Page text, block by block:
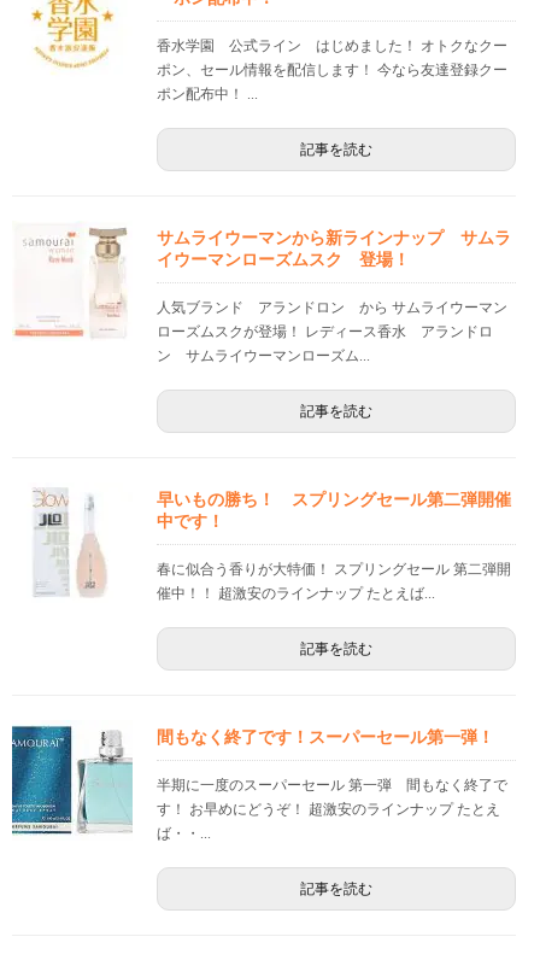
香水学園 公式ライン はじめました！ オトクなクー
ポン、セール情報を配信します！ 今なら友達登録クー
ポン配布中！ ...
記事を読む
サムライウーマンから新ラインナップ サムラ
イウーマンローズムスク 登場！
人気ブランド アランドロン から サムライウーマン
ローズムスクが登場！ レディース香水 アランドロ
ン サムライウーマンローズム...
記事を読む
早いもの勝ち！ スプリングセール第二弾開催
中です！
春に似合う香りが大特価！ スプリングセール 第二弾開
催中！！ 超激安のラインナップ たとえば...
記事を読む
間もなく終了です！スーパーセール第一弾！
半期に一度のスーパーセール 第一弾 間もなく終了で
す！ お早めにどうぞ！ 超激安のラインナップ たとえ
ば・・...
記事を読む